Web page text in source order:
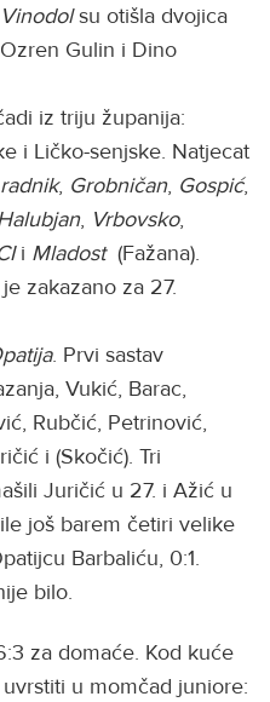
Vinodolsu otišla dvojica
Gulin i Dino
iz triju županija:
i Ličko-senjske. Natjecat
, Grobničan, Gospić,
, Vrbovsko,
i Mladost(Fažana).
zakazano za 27.
. Prvi sastav
Vukić, Barac,
Rubčić, Petrinović,
i (Skočić). Tri
Juričić u 27. i Ažić u
još barem četiri velike
Barbaliću, 0:1.
bilo.
za domaće. Kod kuće
u momčad juniore: